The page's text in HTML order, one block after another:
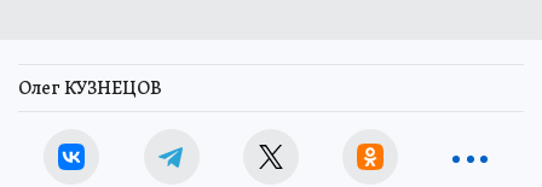
Олег КУЗНЕЦОВ